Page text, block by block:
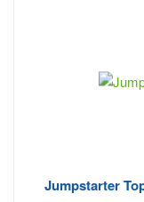
Jumpstarter